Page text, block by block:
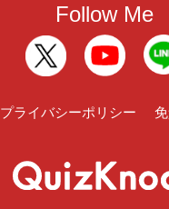
Follow Me
プライバシーポリシー